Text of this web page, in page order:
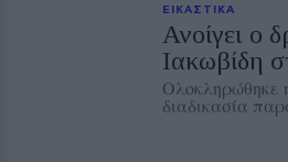
ΕΙΚΑΣΤΙΚΑ
Ανοίγει ο
Ιακωβίδη
Ολοκληρώθηκε
διαδικασία